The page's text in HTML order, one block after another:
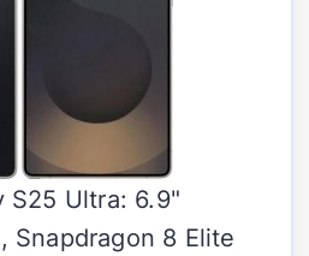
S25 Ultra: 6.9"
Snapdragon 8 Elite